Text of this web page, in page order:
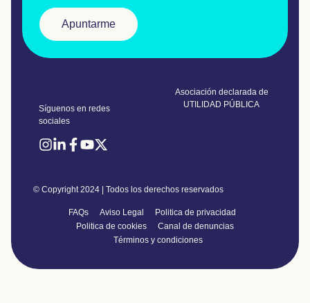
Apuntarme
Síguenos en redes
sociales
Asociación declarada de
UTILIDAD PÚBLICA
© Copyright 2024 | Todos los derechos reservados
FAQs Aviso Legal
Politica de privacidad
Politica de cookies
Canal de denuncias
Términos y condiciones